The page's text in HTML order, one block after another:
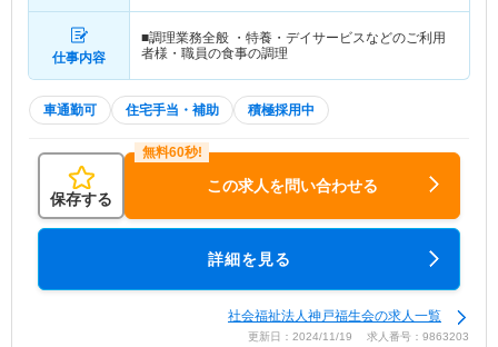
仕事内容
■調理業務全般 ・特養・デイサービスなどのご利用
者様・職員の食事の調理
車通勤可 住宅手当・補助 積極採用中
保存する
この求人を問い合わせる
詳細を見る
社会福祉法人神戸福生会の求人一覧
更新日：2024/11/19 求人番号：9863203